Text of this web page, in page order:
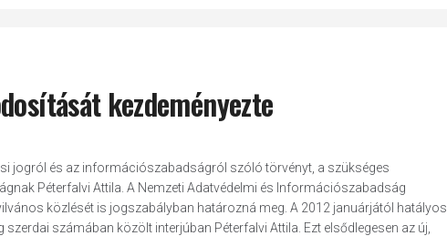
kezdeményezte
jogról és az információszabadságról szóló törvényt, a szükséges
Péterfalvi Attila. A Nemzeti Adatvédelmi és Információszabadság
közlését is jogszabályban határozná meg. A 2012 januárjától hatályos
számában közölt interjúban Péterfalvi Attila. Ezt elsődlegesen az új,